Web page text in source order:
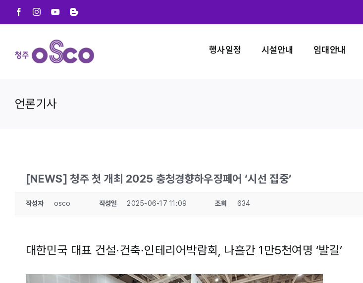
FacebookInstagramYouTubeBlogger
행사일정 시설안내 임대안내
언론기사
[NEWS] 청주 첫 개최 2025 충청경향하우징페어 ‘시선 집중’
작성자 osco 작성일 2025-06-17 11:09 조회 634
대한민국 대표 건설·건축·인테리어박람회, 나흘간 1만5천여명 ‘발길’